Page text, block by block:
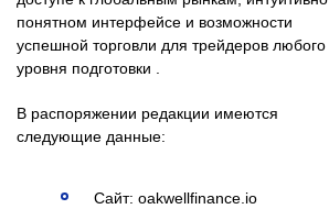
понятном интерфейсе и возможности
успешной торговли для трейдеров любого
уровня подготовки .
В распоряжении редакции имеются
следующие данные:
Сайт: oakwellfinance.io